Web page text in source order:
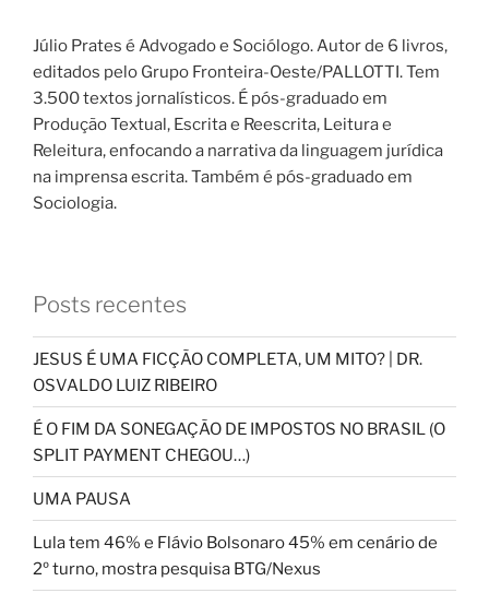
Júlio Prates é Advogado e Sociólogo. Autor de 6 livros,
editados pelo Grupo Fronteira-Oeste/PALLOTTI. Tem
3.500 textos jornalísticos. É pós-graduado em
Produção Textual, Escrita e Reescrita, Leitura e
Releitura, enfocando a narrativa da linguagem jurídica
na imprensa escrita. Também é pós-graduado em
Sociologia.
Posts recentes
JESUS É UMA FICÇÃO COMPLETA, UM MITO? | DR.
OSVALDO LUIZ RIBEIRO
É O FIM DA SONEGAÇÃO DE IMPOSTOS NO BRASIL (O
SPLIT PAYMENT CHEGOU…)
UMA PAUSA
Lula tem 46% e Flávio Bolsonaro 45% em cenário de
2º turno, mostra pesquisa BTG/Nexus